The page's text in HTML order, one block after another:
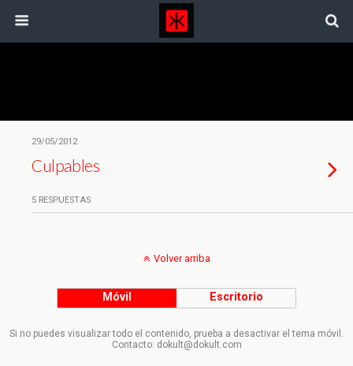
29/05/2012
Culpables
5 RESPUESTAS
Volver arriba
Móvil Escritorio
Si no puedes visualizar todo el contenido, prueba a desactivar el tema móvil.
Contacto: dokult@dokult.com